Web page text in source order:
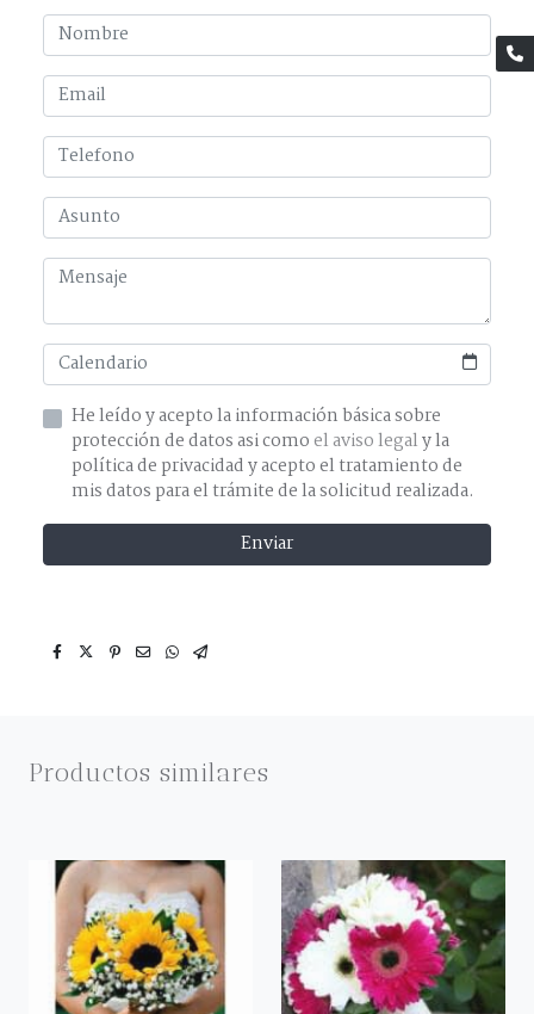
He leído y acepto la información básica sobre
protección de datos asi como el aviso legaly la
política de privacidad y acepto el tratamiento de
mis datos para el trámite de la solicitud realizada.
Enviar
Productos similares